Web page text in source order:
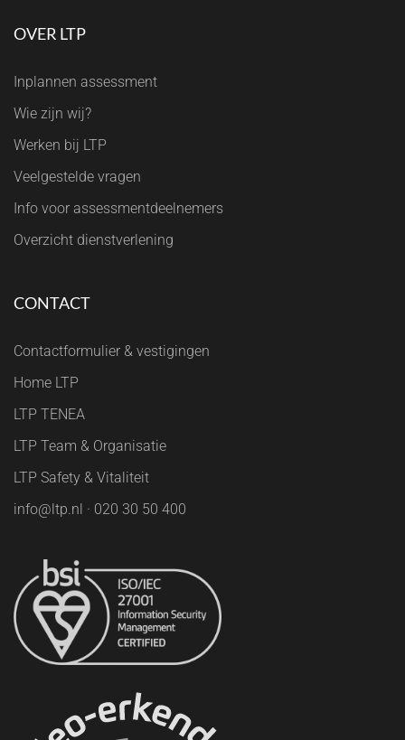
OVER LTP
Inplannen assessment
Wie zijn wij?
Werken bij LTP
Veelgestelde vragen
Info voor assessmentdeelnemers
Overzicht dienstverlening
CONTACT
Contactformulier & vestigingen
Home LTP
LTP TENEA
LTP Team & Organisatie
LTP Safety & Vitaliteit
info@ltp.nl · 020 30 50 400